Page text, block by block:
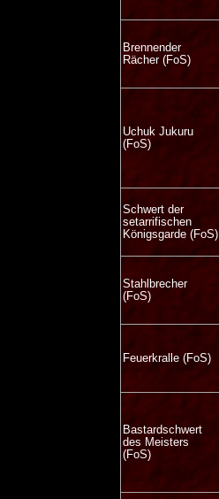
Brennender
Rächer (FoS)
Uchuk Jukuru
(FoS)
Schwert der
setarrifischen
Königsgarde (FoS)
Stahlbrecher
(FoS)
Feuerkralle (FoS)
Bastardschwert
des Meisters
(FoS)